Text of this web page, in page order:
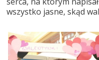
wszystko jasne, skąd